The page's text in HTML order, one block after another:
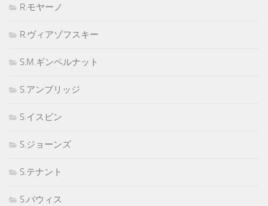
R.モヤーノ
R.ヴィアゾフスキー
S.M.ギンベルナット
S.アンブリッジ
S.イスビン
S.ジョーンズ
S.テナント
S.パウィス